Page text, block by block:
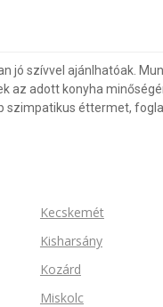
jó szívvel ajánlhatóak.
az adott konyha
szimpatikus éttermet,
Kecskemét
Kisharsány
Kozárd
Miskolc